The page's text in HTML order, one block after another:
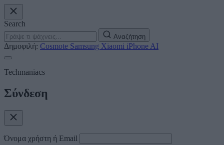
Search
Αναζήτηση
Δημοφιλή: Cosmote Samsung Xiaomi iPhone AI
Techmaniacs
Σύνδεση
Όνομα χρήστη ή Email